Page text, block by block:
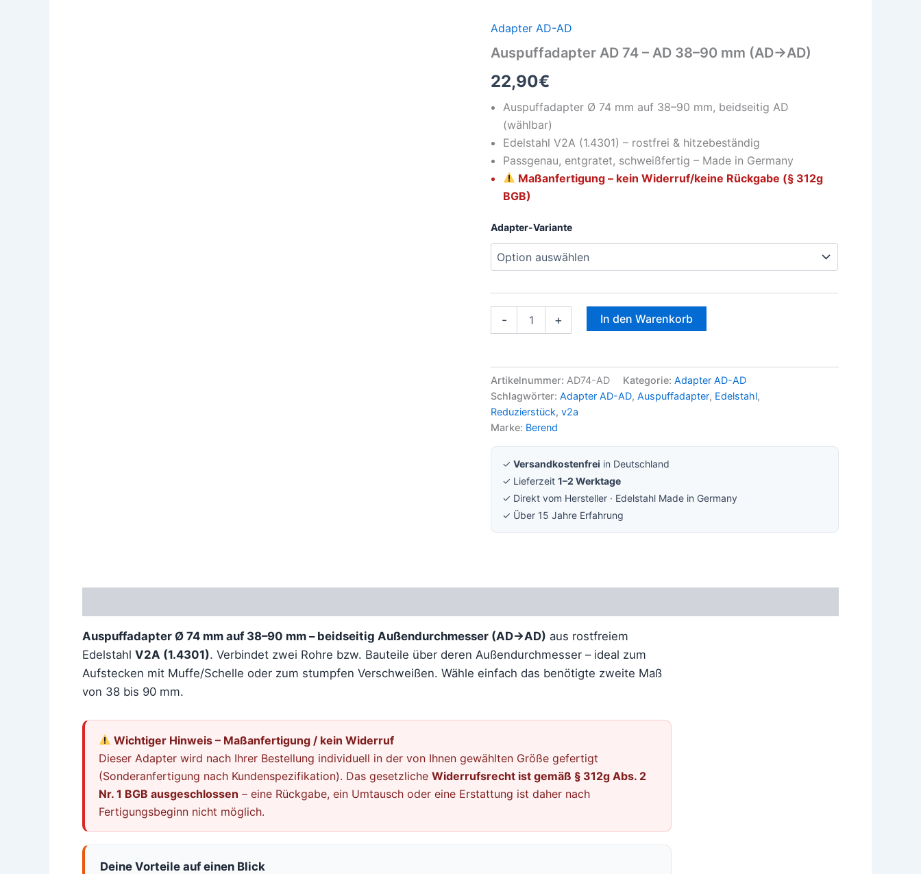
Adapter AD-AD
Auspuffadapter AD 74 – AD 38–90 mm (AD→AD)
22,90€
Auspuffadapter Ø 74 mm auf 38–90 mm, beidseitig AD
(wählbar)
Edelstahl V2A (1.4301) – rostfrei & hitzebeständig
Passgenau, entgratet, schweißfertig – Made in Germany
Maßanfertigung – kein Widerruf/keine Rückgabe (§ 312g
BGB)
Adapter-Variante
-
90
(AD→AD)
+ In den Warenkorb
Artikelnummer: AD74-AD Kategorie:Adapter AD-AD
Schlagwörter:Adapter AD-AD,Auspuffadapter, Edelstahl,
Reduzierstück,v2a
Marke: Berend
✓Versandkostenfrei in Deutschland
✓ Lieferzeit1–2 Werktage
✓ Direkt vom Hersteller · Edelstahl Made in Germany
✓ Über 15 Jahre Erfahrung
Auspuffadapter Ø 74 mm auf 38–90 mm – beidseitig Außendurchmesser (AD→AD) aus rostfreiem
Edelstahl V2A (1.4301). Verbindet zwei Rohre bzw. Bauteile über deren Außendurchmesser – ideal zum
Aufstecken mit Muffe/Schelle oder zum stumpfen Verschweißen. Wähle einfach das benötigte zweite Maß
von 38 bis 90 mm.
Wichtiger Hinweis – Maßanfertigung / kein Widerruf
Dieser Adapter wird nach Ihrer Bestellung individuell in der von Ihnen gewählten Größe gefertigt
(Sonderanfertigung nach Kundenspezifikation). Das gesetzliche Widerrufsrecht ist gemäß § 312g Abs. 2
Nr. 1 BGB ausgeschlossen – eine Rückgabe, ein Umtausch oder eine Erstattung ist daher nach
Fertigungsbeginn nicht möglich.
Deine Vorteile auf einen Blick